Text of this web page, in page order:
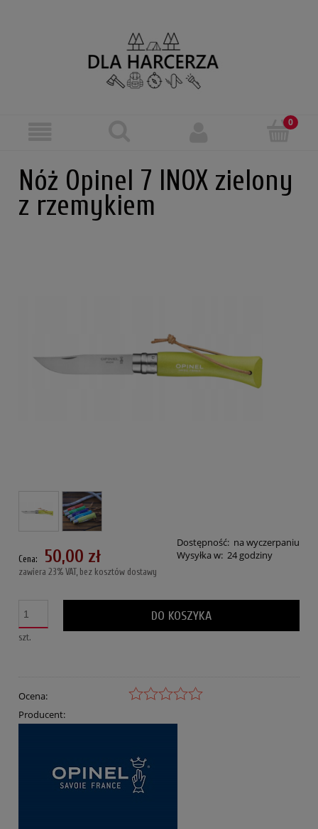
Nóż Opinel 7 INOX zielony
z rzemykiem
Dostępność: na wyczerpaniu
Wysyłka w: 24 godziny
Cena: 50,00 zł
zawiera 23% VAT, bez kosztów dostawy
szt.
DO KOSZYKA
Ocena:
Producent: